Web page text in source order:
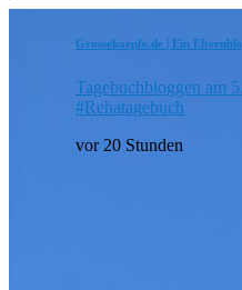
Grossekoepfe.de | Ein
Tagebuchbloggen am
#Rehatagebuch
vor 20 Stunden